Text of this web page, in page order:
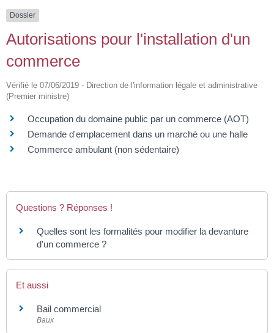
Dossier
Autorisations pour l'installation d'un
commerce
Vérifié le 07/06/2019 - Direction de l'information légale et administrative
(Premier ministre)
Occupation du domaine public par un commerce (AOT)
Demande d'emplacement dans un marché ou une halle
Commerce ambulant (non sédentaire)
Questions ? Réponses !
Quelles sont les formalités pour modifier la devanture
d'un commerce ?
Et aussi
Bail commercial
Baux